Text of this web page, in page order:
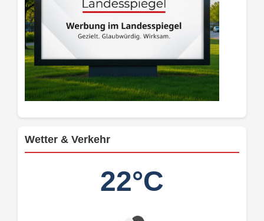
Wetter & Verkehr
22°C